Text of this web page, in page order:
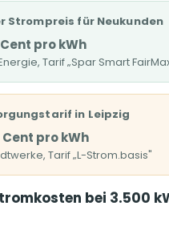
Strompreis für Neukunden
Cent pro kWh
Tarif „Spar Smart
in Leipzig
Cent pro kWh
Tarif „L-Strom.basis"
bei 3.500